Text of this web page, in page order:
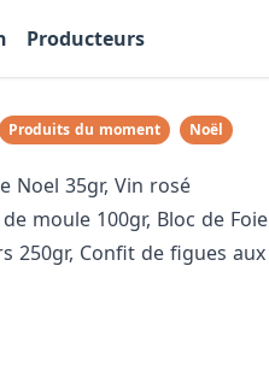
Producteurs
Produits du moment Noël
Noel 35gr, Vin rosé
moule 100gr, Bloc de Foie
250gr, Confit de figues aux